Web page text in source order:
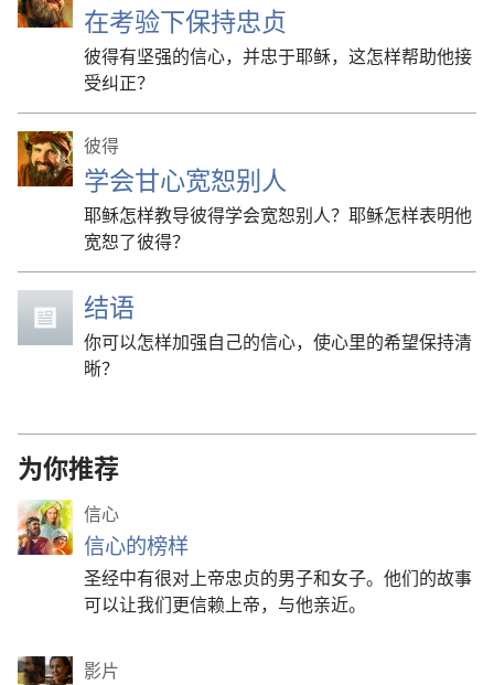
在考验下保持忠贞
彼得有坚强的信心，并忠于耶稣，这怎样帮助他接
受纠正？
彼得
学会甘心宽恕别人
耶稣怎样教导彼得学会宽恕别人？耶稣怎样表明他
宽恕了彼得？
结语
你可以怎样加强自己的信心，使心里的希望保持清
晰？
为你推荐
信心
信心的榜样
圣经中有很对上帝忠贞的男子和女子。他们的故事
可以让我们更信赖上帝，与他亲近。
影片